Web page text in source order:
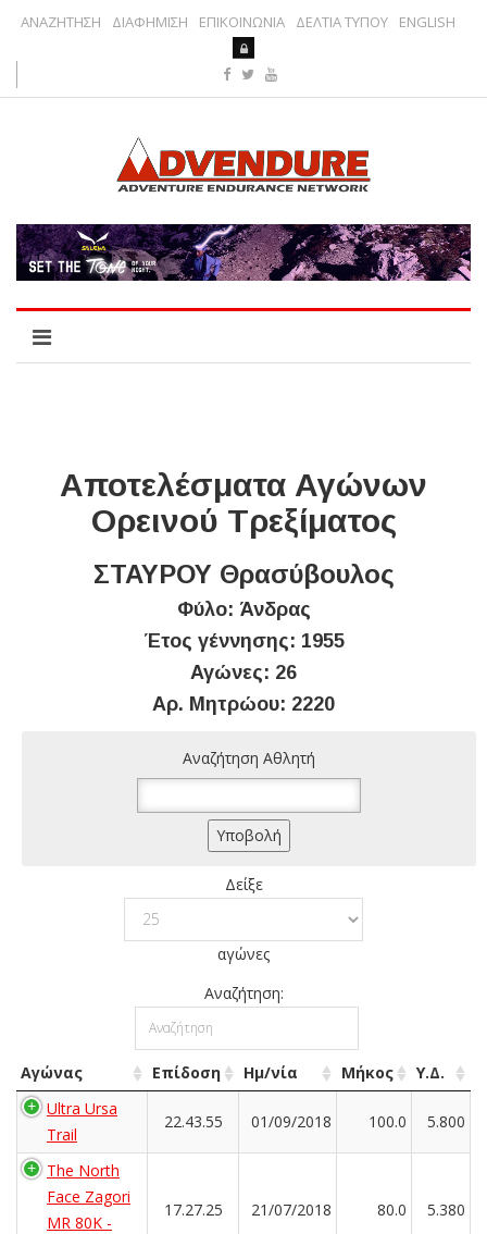
ΑΝΑΖΗΤΗΣΗ ΔΙΑΦΗΜΙΣΗ ΕΠΙΚΟΙΝΩΝΙΑ ΔΕΛΤΙΑ ΤΥΠΟΥ ENGLISH
Αποτελέσματα Αγώνων
Ορεινού Τρεξίματος
ΣΤΑΥΡΟΥ Θρασύβουλος
Φύλο: Άνδρας
Έτος γέννησης: 1955
Αγώνες: 26
Αρ. Μητρώου: 2220
Αναζήτηση Αθλητή
Δείξε
αγώνες
Αναζήτηση:
Αγώνας Επίδοση Ημ/νία Μήκος
Υ.Δ.
Ultra Ursa
Trail
22.43.55 01/09/2018 100.0 5.800
The North
Face Zagori
MR 80K -
17.27.25 21/07/2018 80.0 5.380